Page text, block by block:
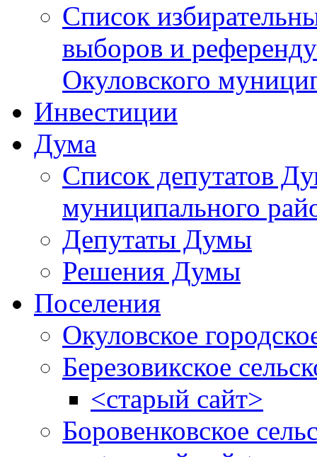
Список
выборов и
Окуловского
Инвестиции
Дума
Список депутатов
муниципального
Депутаты Думы
Решения Думы
Поселения
Окуловское
Березовикское
<старый сайт>
Боровенковское